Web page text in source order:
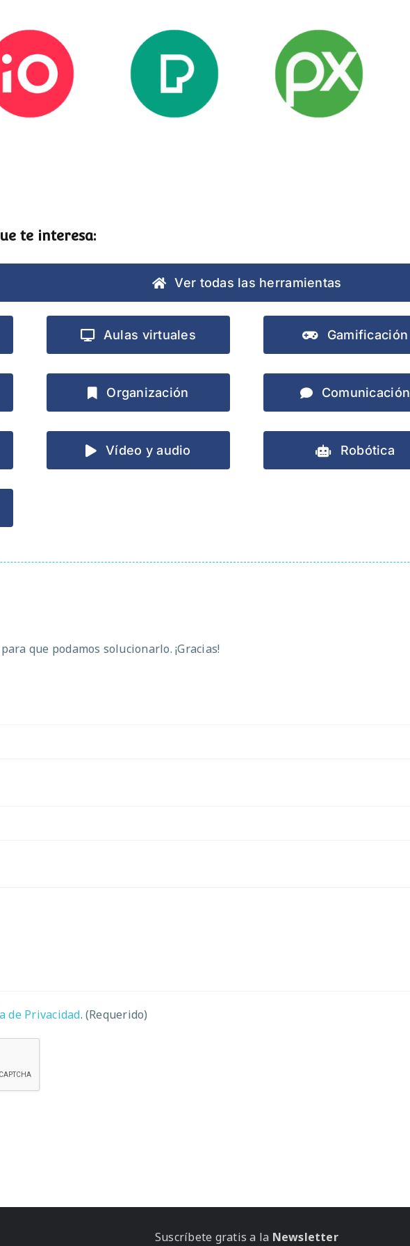
Stockio Pexels Pixabay
te interesa:
Ver todas las herramientas
Aulas virtuales
Organización
Vídeo y audio
Gamificación
Comunicación
Robótica
que podamos solucionarlo. ¡Gracias!
de Privacidad. (Requerido)
Suscríbete gratis a la Newsletter